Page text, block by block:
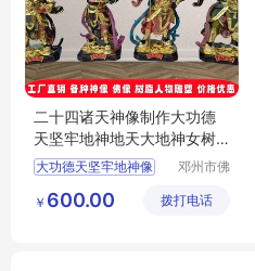
二十四诸天神像制作大功德
天坚牢地神地天大地神女树
脂彩绘佛像批
大功德天坚牢地神像
河南佛道家厂家直销
邓州市佛
厂
￥ 600.00 拨打电话